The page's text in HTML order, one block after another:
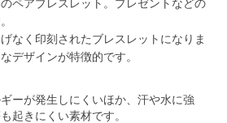
ペアブレスレット。プレゼントなどの
なく印刻されたブレスレットになりま
デザインが特徴的です。
ーが発生しにくいほか、汗や水に強
起きにくい素材です。